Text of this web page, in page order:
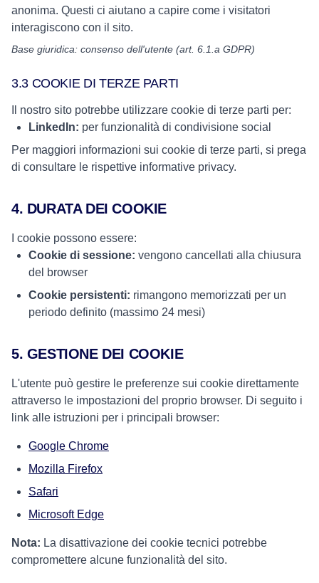
anonima. Questi ci aiutano a capire come i visitatori
interagiscono con il sito.
Base giuridica: consenso dell'utente (art. 6.1.a GDPR)
3.3 COOKIE DI TERZE PARTI
Il nostro sito potrebbe utilizzare cookie di terze parti per:
LinkedIn: per funzionalità di condivisione social
Per maggiori informazioni sui cookie di terze parti, si prega
di consultare le rispettive informative privacy.
4. DURATA DEI COOKIE
I cookie possono essere:
Cookie di sessione: vengono cancellati alla chiusura
del browser
Cookie persistenti: rimangono memorizzati per un
periodo definito (massimo 24 mesi)
5. GESTIONE DEI COOKIE
L'utente può gestire le preferenze sui cookie direttamente
attraverso le impostazioni del proprio browser. Di seguito i
link alle istruzioni per i principali browser:
Google Chrome
Mozilla Firefox
Safari
Microsoft Edge
Nota: La disattivazione dei cookie tecnici potrebbe
compromettere alcune funzionalità del sito.